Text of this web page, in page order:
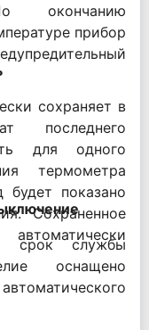
окончанию
прибор
сохраняет в
последнего
для одного
термометра
показано
Сохраненное
срок службы
оснащено